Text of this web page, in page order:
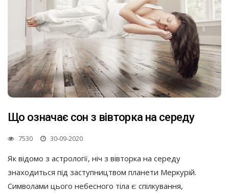
Що означає сон з вівторка на середу
7530 30-09-2020
Як відомо з астрології, ніч з вівторка на середу
знаходиться під заступництвом планети Меркурій.
Символами цього небесного тіла є: спілкування,